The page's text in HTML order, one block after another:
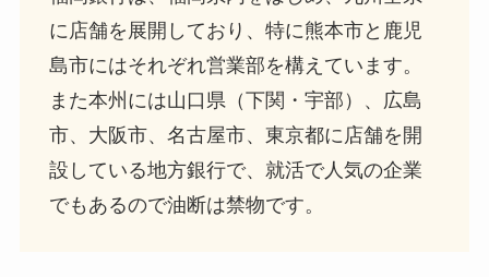
に店舗を展開しており、特に熊本市と鹿児
島市にはそれぞれ営業部を構えています。
また本州には山口県（下関・宇部）、広島
市、大阪市、名古屋市、東京都に店舗を開
設している地方銀行で、就活で人気の企業
でもあるので油断は禁物です。